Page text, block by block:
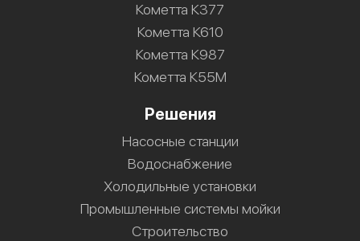
Кометта К377
Кометта К610
Кометта К987
Кометта К55М
Решения
Насосные станции
Водоснабжение
Холодильные установки
Промышленные системы мойки
Строительство